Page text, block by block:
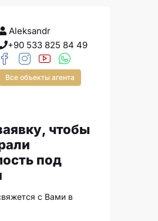
Aleksandr
+90 533 825 84 49
Все объекты агента
чтобы
под
с Вами в